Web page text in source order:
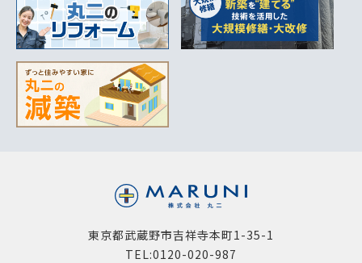
東京都武蔵野市吉祥寺本町1-35-1
TEL:0120-020-987